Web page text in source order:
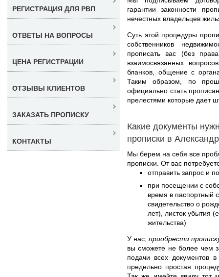
гарантии законности
нечестных владельцев
Суть этой процедуры
собственников
прописать вас (без
взаимосвязанных
бланков, общение с
Таким образом, по
официально стать
прелестями которые дает
Какие документы
прописки в
Мы берем на себя все
прописки. От вас
отправить запрос и
при посещении с
время в паспортный
свидетельство о
лет), листок убытия
жительства)
У нас, приобрести
вы сможете не более чем
подачи всех документов
предельно простая
РЕГИСТРАЦИЯ ДЛЯ РВП
ОТВЕТЫ НА ВОПРОСЫ
ЦЕНА РЕГИСТРАЦИИ
ОТЗЫВЫ КЛИЕНТОВ
ЗАКАЗАТЬ ПРОПИСКУ
КОНТАКТЫ